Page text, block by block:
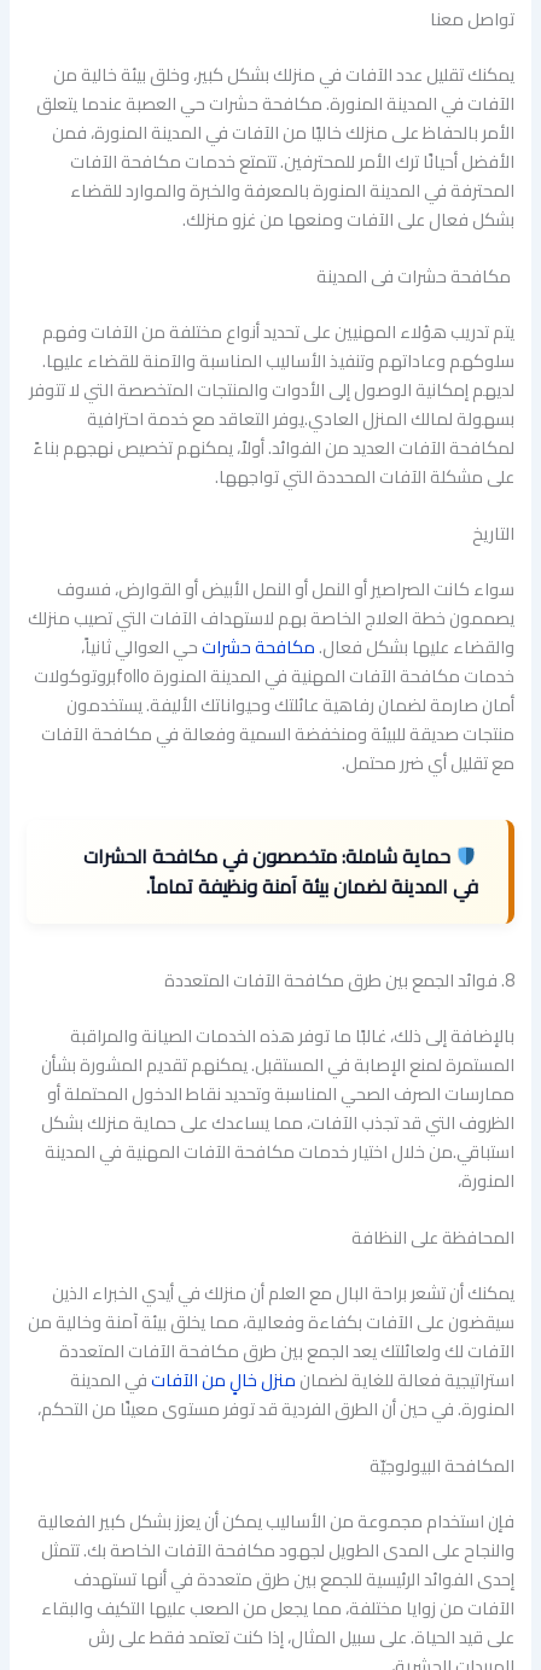
تواصل معنا
يمكنك تقليل عدد الآفات في منزلك بشكل كبير، وخلق بيئة خالية من
الآفات في المدينة المنورة. مكافحة حشرات حي العصبة عندما يتعلق
الأمر بالحفاظ على منزلك خاليًا من الآفات في المدينة المنورة، فمن
الأفضل أحيانًا ترك الأمر للمحترفين. تتمتع خدمات مكافحة الآفات
المحترفة في المدينة المنورة بالمعرفة والخبرة والموارد للقضاء
بشكل فعال على الآفات ومنعها من غزو منزلك.
مكافحة حشرات فى المدينة
يتم تدريب هؤلاء المهنيين على تحديد أنواع مختلفة من الآفات وفهم
سلوكهم وعاداتهم وتنفيذ الأساليب المناسبة والآمنة للقضاء عليها.
لديهم إمكانية الوصول إلى الأدوات والمنتجات المتخصصة التي لا تتوفر
بسهولة لمالك المنزل العادي.يوفر التعاقد مع خدمة احترافية
لمكافحة الآفات العديد من الفوائد. أولاً، يمكنهم تخصيص نهجهم بناءً
على مشكلة الآفات المحددة التي تواجهها.
التاريخ
سواء كانت الصراصير أو النمل أو النمل الأبيض أو القوارض، فسوف
يصممون خطة العلاج الخاصة بهم لاستهداف الآفات التي تصيب منزلك
والقضاء عليها بشكل فعال.مكافحة حشراتحي العوالي ثانياً،
خدمات مكافحة الآفات المهنية في المدينة المنورة folloبروتوكولات
أمان صارمة لضمان رفاهية عائلتك وحيواناتك الأليفة. يستخدمون
منتجات صديقة للبيئة ومنخفضة السمية وفعالة في مكافحة الآفات
مع تقليل أي ضرر محتمل.
حماية شاملة:متخصصون في مكافحة الحشرات
في المدينة لضمان بيئة آمنة ونظيفة تماماً.
8. فوائد الجمع بين طرق مكافحة الآفات المتعددة
بالإضافة إلى ذلك، غالبًا ما توفر هذه الخدمات الصيانة والمراقبة
المستمرة لمنع الإصابة في المستقبل. يمكنهم تقديم المشورة بشأن
ممارسات الصرف الصحي المناسبة وتحديد نقاط الدخول المحتملة أو
الظروف التي قد تجذب الآفات، مما يساعدك على حماية منزلك بشكل
استباقي.من خلال اختيار خدمات مكافحة الآفات المهنية في المدينة
المنورة،
المحافظة على النظافة
يمكنك أن تشعر براحة البال مع العلم أن منزلك في أيدي الخبراء الذين
سيقضون على الآفات بكفاءة وفعالية، مما يخلق بيئة آمنة وخالية من
الآفات لك ولعائلتك يعد الجمع بين طرق مكافحة الآفات المتعددة
استراتيجية فعالة للغاية لضمانمنزل خالٍ من الآفاتفي المدينة
المنورة. في حين أن الطرق الفردية قد توفر مستوى معينًا من التحكم،
المكافحة البيولوجيّة
فإن استخدام مجموعة من الأساليب يمكن أن يعزز بشكل كبير الفعالية
والنجاح على المدى الطويل لجهود مكافحة الآفات الخاصة بك. تتمثل
إحدى الفوائد الرئيسية للجمع بين طرق متعددة في أنها تستهدف
الآفات من زوايا مختلفة، مما يجعل من الصعب عليها التكيف والبقاء
على قيد الحياة. على سبيل المثال، إذا كنت تعتمد فقط على رش